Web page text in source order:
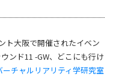
ト大阪で開催されたイベン
ンド11 -GW、どこにも行け
ーチャルリアリティ学研究室